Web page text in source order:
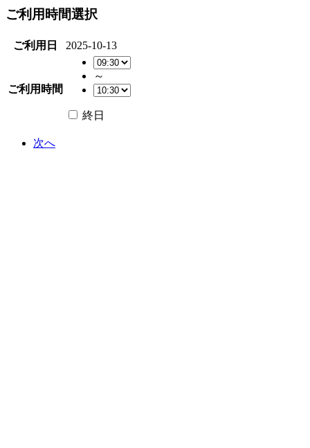
ご利用時間選択
ご利用日 2025-10-13
ご利用時間
～
終日
次へ